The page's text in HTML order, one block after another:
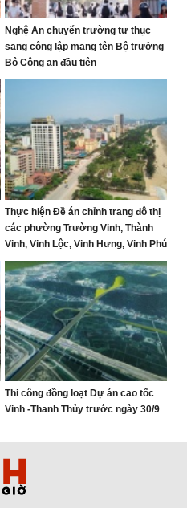
Nghệ An chuyển trường tư thục
sang công lập mang tên Bộ trưởng
Bộ Công an đầu tiên
Thực hiện Đề án chỉnh trang đô thị
các phường Trường Vinh, Thành
Vinh, Vinh Lộc, Vinh Hưng, Vinh Phú
và Cửa Lò giai đoạn 2026 – 2030
Thi công đồng loạt Dự án cao tốc
Vinh -Thanh Thủy trước ngày 30/9